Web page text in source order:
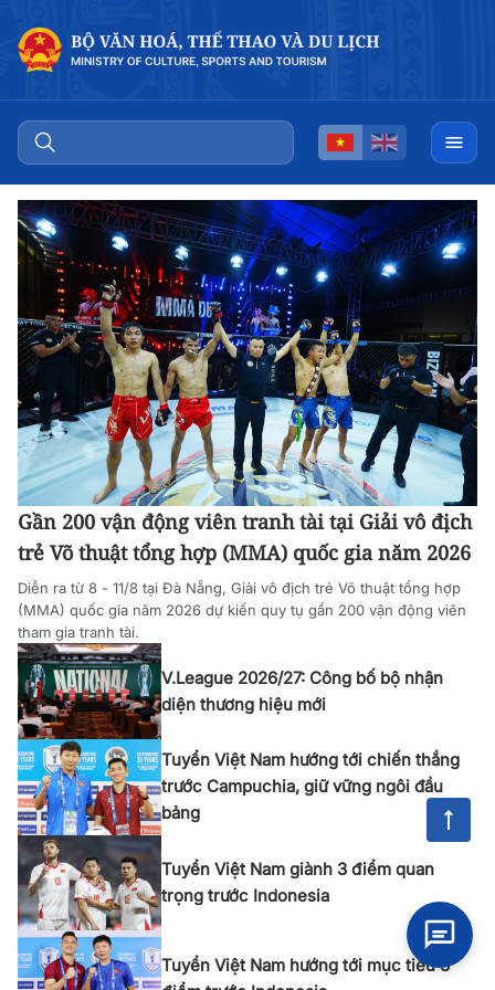
Gần 200 vận động viên tranh tài tại Giải vô địch
trẻ Võ thuật tổng hợp (MMA) quốc gia năm 2026
Diễn ra từ 8 - 11/8 tại Đà Nẵng, Giải vô địch trẻ Võ thuật tổng hợp
(MMA) quốc gia năm 2026 dự kiến quy tụ gần 200 vận động viên
tham gia tranh tài.
V.League 2026/27: Công bố bộ nhận
diện thương hiệu mới
Tuyển Việt Nam hướng tới chiến thắng
trước Campuchia, giữ vững ngôi đầu
bảng
Tuyển Việt Nam giành 3 điểm quan
trọng trước Indonesia
Tuyển Việt Nam hướng tới mục tiêu 3